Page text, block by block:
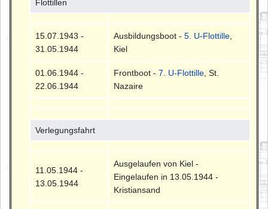
Flottillen
15.07.1943 -
31.05.1944
Ausbildungsboot -5. U-Flottille
Kiel
01.06.1944 -
22.06.1944
Frontboot -7. U-Flottille , St.
Nazaire
Verlegungsfahrt
11.05.1944 -
13.05.1944
Ausgelaufen von Kiel -
Eingelaufen in 13.05.1944 -
Kristiansand